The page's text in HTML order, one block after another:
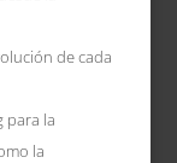
de cada
para la
la